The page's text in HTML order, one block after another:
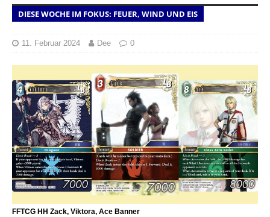
DIESE WOCHE IM FOKUS: FEUER, WIND UND EIS
11. Februar 2024 Dee 0
FFTCG HH Zack, Viktora, Ace Banner